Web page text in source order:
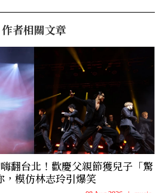
作者相關文章
翻台北！歡慶父親節獲兒子「驚
，模仿林志玲引爆笑